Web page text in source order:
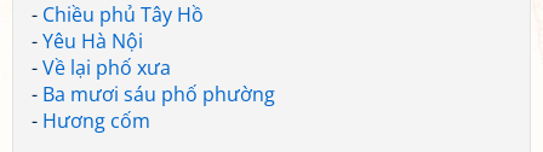
- Chiều phủ Tây Hồ
-Yêu Hà Nội
-Về lại phố xưa
- Ba mươi sáu phố phường
- Hương cốm